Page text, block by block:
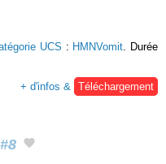
UCS : HMNVomit . Durée
+ d'infos &
Téléchargement
#8